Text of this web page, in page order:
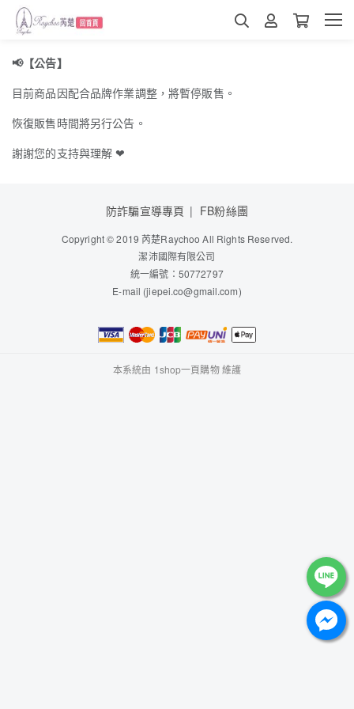
📢【公告】
目前商品因配合品牌作業調整，將暫停販售。
恢復販售時間將另行公告。
謝謝您的支持與理解❤
防詐騙宣導專頁 FB粉絲團
Copyright © 2019 芮楚Raychoo All Rights Reserved.
潔沛國際有限公司
統一編號：50772797
E-mail (jiepei.co@gmail.com)
本系統由 1shop一頁購物維護